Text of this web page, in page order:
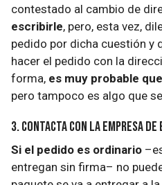
contestado al cambio de
escribirle, pero, esta vez,
pedido por dicha cuestión y
hacer el pedido con la
forma, es muy probable
pero tampoco es algo que
3. Contacta con la empresa de
Si el pedido es ordinario
entregan sin firma– no